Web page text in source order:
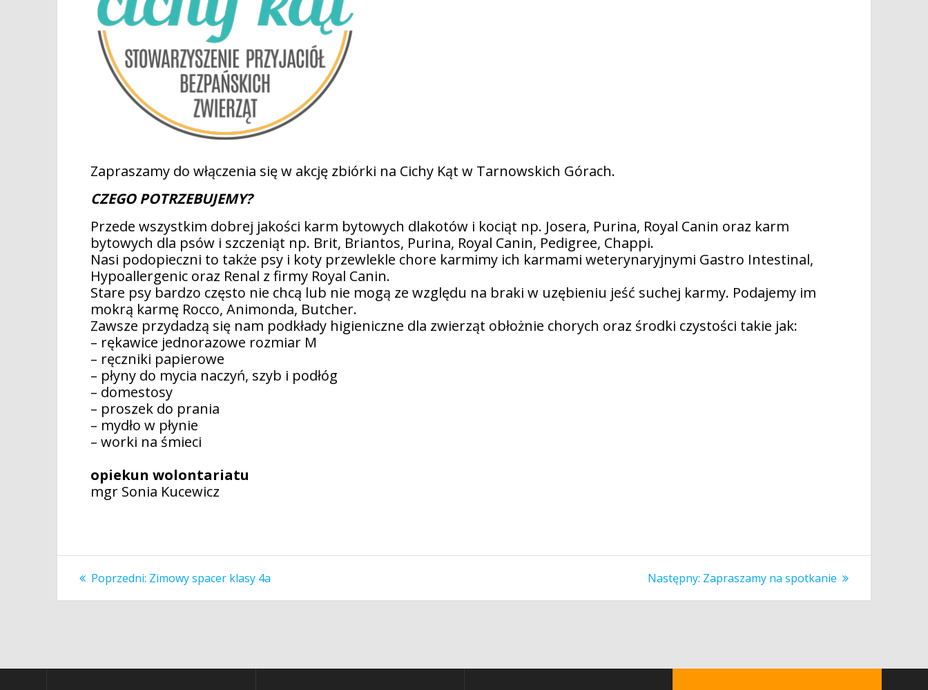
Zapraszamy do włączenia się w akcję zbiórki na Cichy Kąt w Tarnowskich Górach.
CZEGO POTRZEBUJEMY?
Przede wszystkim dobrej jakości karm bytowych dlakotów i kociąt np. Josera, Purina, Royal Canin oraz karm
bytowych dla psów i szczeniąt np. Brit, Briantos, Purina, Royal Canin, Pedigree, Chappi.
Nasi podopieczni to także psy i koty przewlekle chore karmimy ich karmami weterynaryjnymi Gastro Intestinal,
Hypoallergenic oraz Renal z firmy Royal Canin.
Stare psy bardzo często nie chcą lub nie mogą ze względu na braki w uzębieniu jeść suchej karmy. Podajemy im
mokrą karmę Rocco, Animonda, Butcher.
Zawsze przydadzą się nam podkłady higieniczne dla zwierząt obłożnie chorych oraz środki czystości takie jak:
– rękawice jednorazowe rozmiar M
– ręczniki papierowe
– płyny do mycia naczyń, szyb i podłóg
– domestosy
– proszek do prania
– mydło w płynie
– worki na śmieci
opiekun wolontariatu
mgr Sonia Kucewicz
Nawigacja
wpisu
Poprzedni: Poprzedni
Zimowy spacer klasy 4a Następny: Następny
Zapraszamy na spotkanie